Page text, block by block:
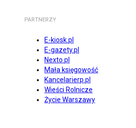
PARTNERZY
E-kiosk.pl
E-gazety.pl
Nexto.pl
Mała księgowość
Kancelarierp.pl
Wieści Rolnicze
Życie Warszawy